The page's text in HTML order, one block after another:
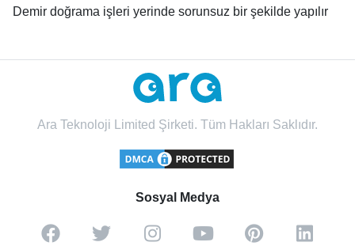
Demir doğrama işleri yerinde sorunsuz bir şekilde yapılır
Ara Teknoloji Limited Şirketi. Tüm Hakları Saklıdır.
Sosyal Medya